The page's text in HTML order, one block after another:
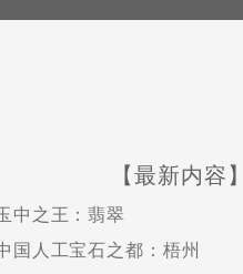
【最新内容】
中之王：翡翠
国人工宝石之都：梧州